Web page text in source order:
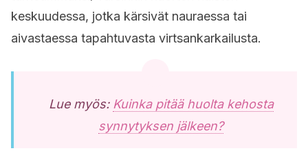
keskuudessa, jotka kärsivät nauraessa tai
aivastaessa tapahtuvasta virtsankarkailusta.
Lue myös: Kuinka pitää huolta kehosta
synnytyksen jälkeen?